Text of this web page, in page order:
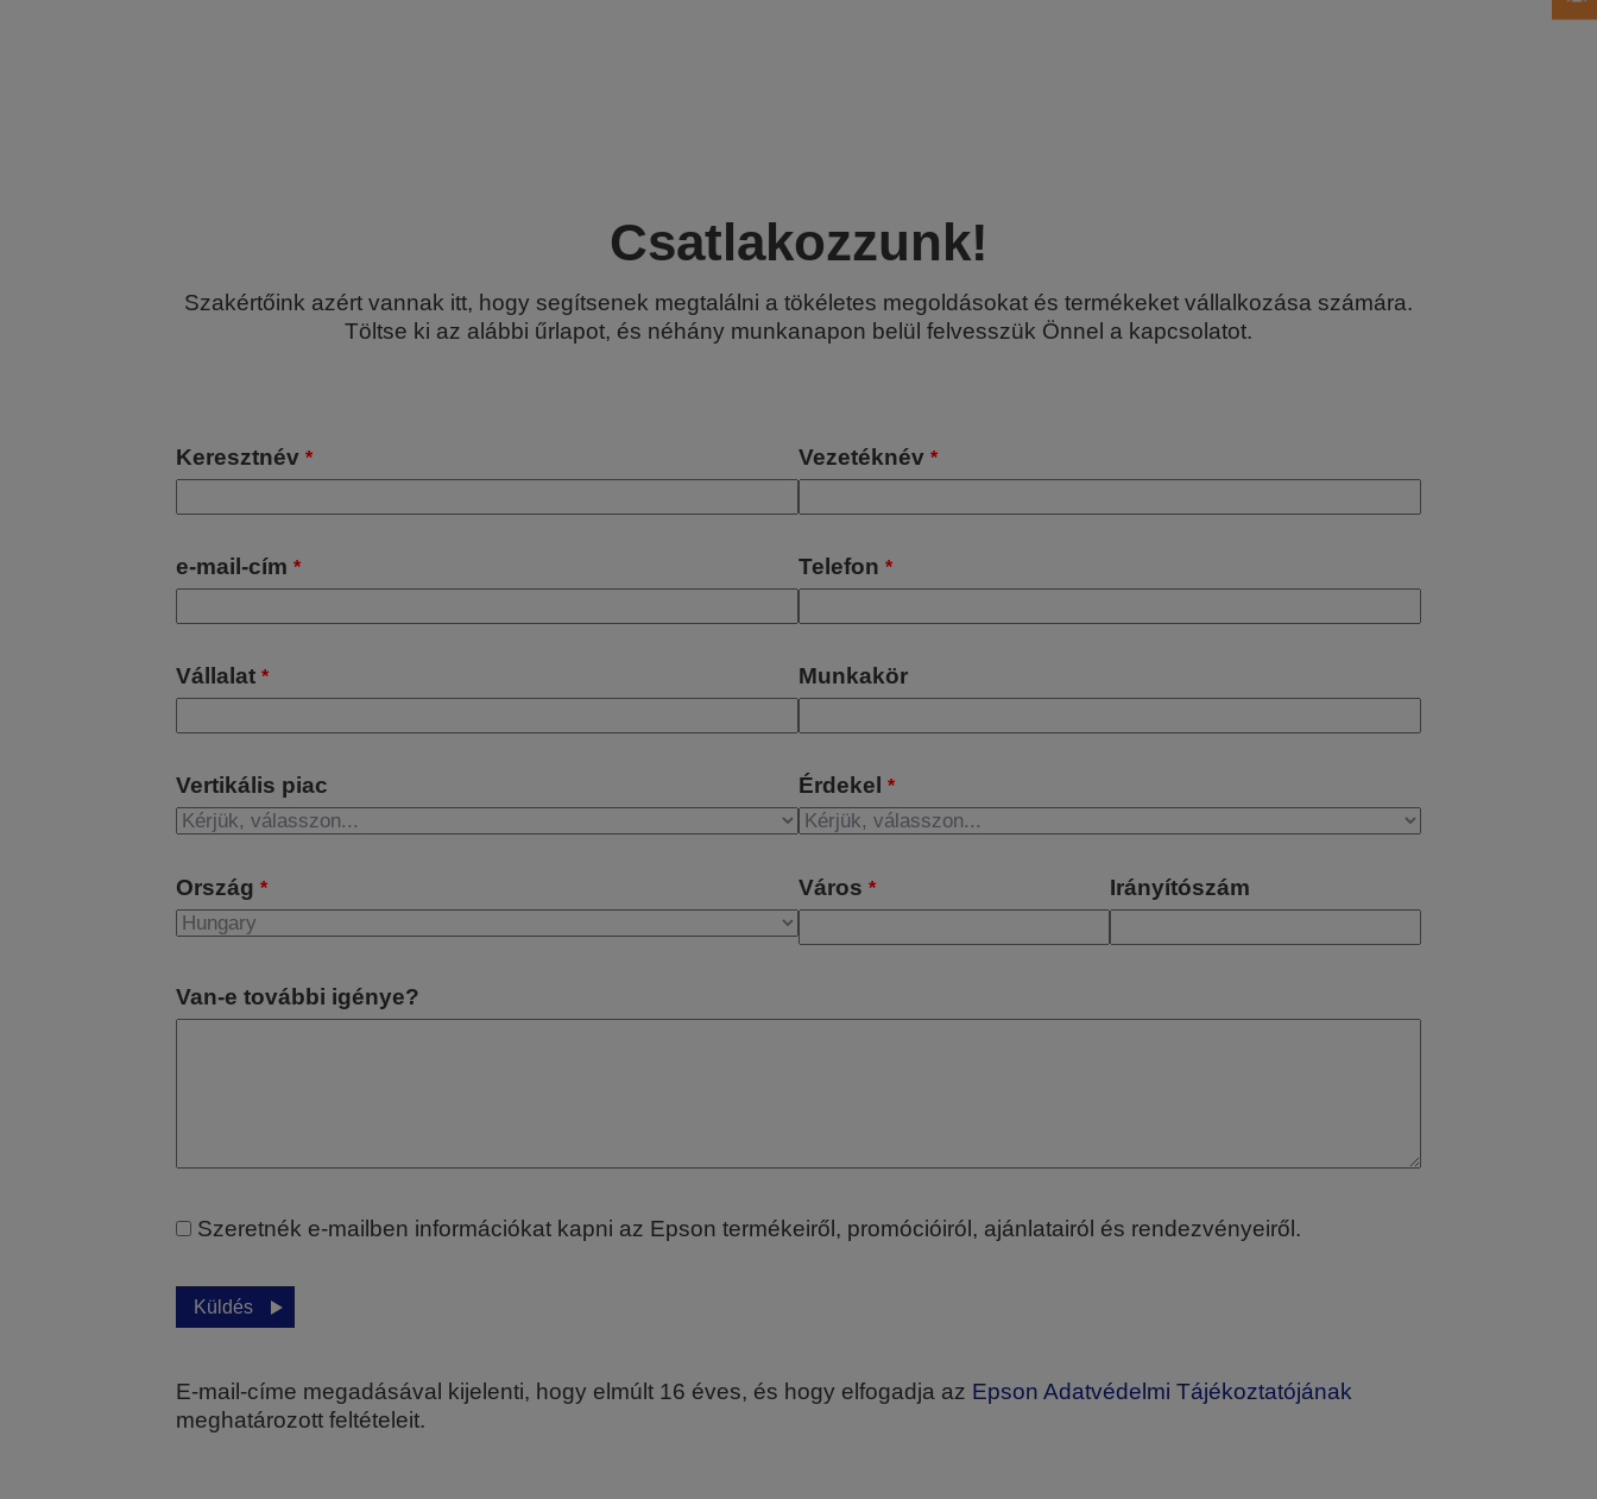
Csatlakozzunk!
Szakértőink azért vannak itt, hogy segítsenek megtalálni a tökéletes megoldásokat és termékeket vállalkozása számára.
Töltse ki az alábbi űrlapot, és néhány munkanapon belül felvesszük Önnel a kapcsolatot.
Keresztnév * Vezetéknév *
e-mail-cím * Telefon *
Vállalat * Munkakör
Vertikális piac Érdekel *
Ország * Város * Irányítószám
Van-e további igénye?
Szeretnék e-mailben információkat kapni az Epson termékeiről, promócióiról, ajánlatairól és rendezvényeiről.
Küldés
E-mail-címe megadásával kijelenti, hogy elmúlt 16 éves, és hogy elfogadja az Epson Adatvédelmi Tájékoztatójának
meghatározott feltételeit.